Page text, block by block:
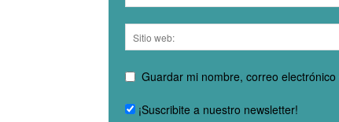
Guardar mi nombre, correo
¡Suscribite a nuestro newsletter!